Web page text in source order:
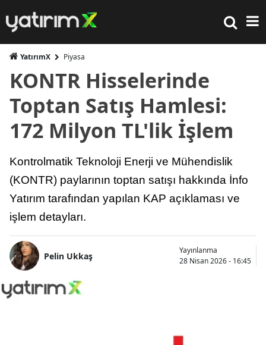
YatırımX Piyasa
KONTR Hisselerinde
Toptan Satış Hamlesi:
172 Milyon TL'lik İşlem
Kontrolmatik Teknoloji Enerji ve Mühendislik
(KONTR) paylarının toptan satışı hakkında İnfo
Yatırım tarafından yapılan KAP açıklaması ve
işlem detayları.
Pelin Ukkaş
Yayınlanma
28 Nisan 2026 - 16:45